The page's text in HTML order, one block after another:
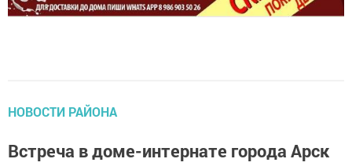
НОВОСТИ РАЙОНА
Встреча в доме-интернате города Арск